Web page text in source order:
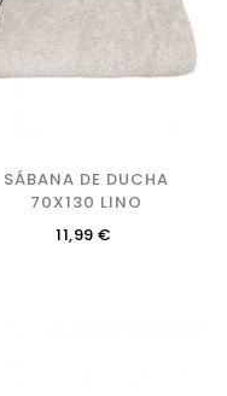
SÁBANA DE DUCHA
70X130 LINO
Precio
11,99 €